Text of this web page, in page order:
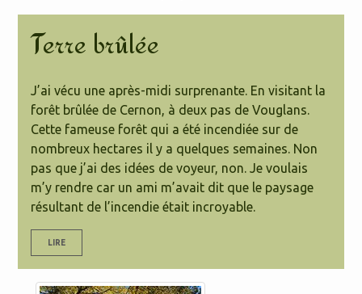
Terre brûlée
J’ai vécu une après-midi surprenante. En visitant la
forêt brûlée de Cernon, à deux pas de Vouglans.
Cette fameuse forêt qui a été incendiée sur de
nombreux hectares il y a quelques semaines. Non
pas que j’ai des idées de voyeur, non. Je voulais
m’y rendre car un ami m’avait dit que le paysage
résultant de l’incendie était incroyable.
LIRE